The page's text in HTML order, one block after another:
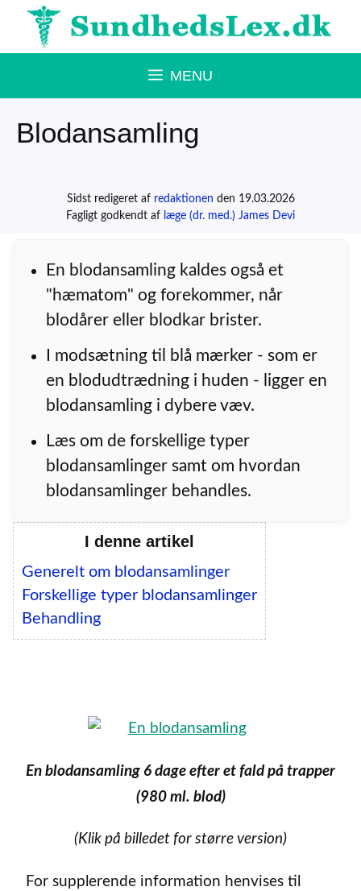
Hop
MENU
Blodansamling
Sidst redigeret af redaktionen den 19.03.2026
Fagligt godkendt af læge (dr. med.) James Devi
En blodansamling kaldes også et
"hæmatom" og forekommer, når
blodårer eller blodkar brister.
I modsætning til blå mærker - som er
en blodudtrædning i huden - ligger en
blodansamling i dybere væv.
Læs om de forskellige typer
blodansamlinger samt om hvordan
blodansamlinger behandles.
I denne artikel
Generelt om blodansamlinger
Forskellige typer blodansamlinger
Behandling
En blodansamling 6 dage efter et fald på trapper
(980 ml. blod)
(Klik på billedet for større version)
For supplerende information henvises til